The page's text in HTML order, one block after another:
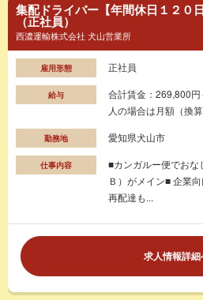
集配ドライバー【年間休日１２０
（正社員）
西濃運輸株式会社 犬山営業所
雇用形態 正社員
給与
合計賃金：269,800
人の場合は月額（換
勤務地 愛知県犬山市
仕事内容
■カンガルー便でおな
Ｂ）がメイン■ 企業
再配達も...
求人情報詳細